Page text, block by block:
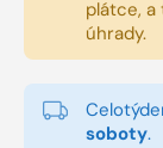
plátce,
úhrady.
soboty.